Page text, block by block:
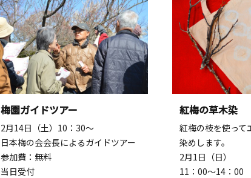
梅園ガイドツアー
2月14日（土）10：30～
日本梅の会会長によるガイドツアー
参加費：無料
当日受付
紅梅の草木染
紅梅の枝を使って
染めします。
2月1日（日）
11：00～14：00